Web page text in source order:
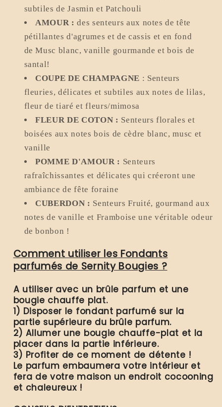
subtiles de Jasmin et Patchouli
AMOUR : des senteurs aux notes de tête
pétillantes d'agrumes et de cassis et en fond
de Musc blanc, vanille gourmande et bois de
santal!
COUPE DE CHAMPAGNE : Senteurs
fleuries, délicates et subtiles aux notes de lilas,
fleur de tiaré et fleurs/mimosa
FLEUR DE COTON : Senteurs florales et
boisées aux notes bois de cèdre blanc, musc et
vanille
POMME D'AMOUR : Senteurs
rafraîchissantes et délicates qui créeront une
ambiance de fête foraine
CUBERDON : Senteurs Fruité, gourmand aux
notes de vanille et Framboise une véritable odeur
de bonbon !
Comment utiliser les Fondants
parfumés de Sernity Bougies ?
A utiliser avec un brûle parfum et une
bougie chauffe plat.
1) Disposer le fondant parfumé sur la
partie supérieure du brûle parfum.
2) Allumer une bougie chauffe-plat et la
placer dans la partie inférieure.
3) Profiter de ce moment de détente !
Le parfum embaumera votre intérieur et
fera de votre maison un endroit cocooning
et chaleureux !